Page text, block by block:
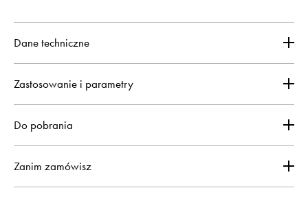
Dane techniczne
Zastosowanie i parametry
Do pobrania
Zanim zamówisz